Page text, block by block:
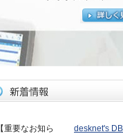
【重要なお知ら
desknet's